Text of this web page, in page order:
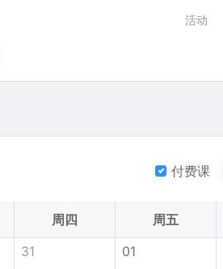
活动
付费课
周四 周五
31 01